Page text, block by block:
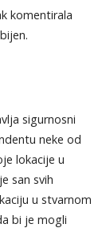
komentirala
sigurnosni
neke od
lokacije u
san svih
u stvarnom
bi je mogli